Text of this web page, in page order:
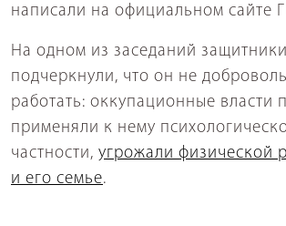
написали на официальном сайте
На одном из заседаний
подчеркнули, что он не
работать: оккупационные власти
применяли к нему
частности, угрожали физической
и его семье.